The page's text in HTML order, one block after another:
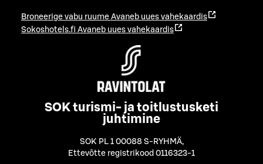
Broneerige vabu ruume Avaneb uues vahekaardis
Sokoshotels.fi Avaneb uues vahekaardis
SOK turismi- ja toitlustusketi
juhtimine
SOK PL 1 00088 S-RYHMÄ,
Ettevõtte registrikood 0116323-1